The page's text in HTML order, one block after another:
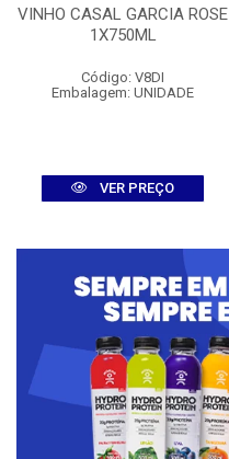
VINHO CASAL GARCIA ROSE
1X750ML
Código: V8DI
Embalagem: UNIDADE
VER PREÇO